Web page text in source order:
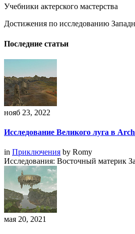
Учебники актерского мастерства
Достижения по исследованию
Последние статьи
нояб 23, 2022
Исследование Великого луга в
in Приключения by Romy
Исследования: Восточный материк
мая 20, 2021